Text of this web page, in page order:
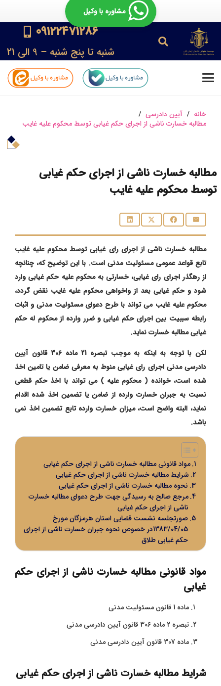
مشاوره با وکیل
09122471286
شنبه تا پنج شنبه – 9 الی 21
خانه / آیین دادرسی /
مطالبه خسارت ناشی از اجرای حکم غیابی توسط محکوم علیه غایب
مطالبه خسارت ناشی از اجرای حکم غیابی
توسط محکوم علیه غایب
مطالبه خسارت ناشی از اجرای رای غیابی توسط محکوم علیه غایب
تابع قواعد عمومی مسئولیت مدنی است. با این توضیح که، چنانچه
از رهگذر اجرای رای غیابی، خسارتی به محکوم علیه حکم غیابی وارد
شود و حکم غیابی بعد از واخواهی محکوم علیه غایب نقض گردد،
محکوم علیه غایب می تواند با طرح دعوای مسئولیت مدنی و اثبات
رابطه سببیت بین اجرای حکم غیابی و ضرر وارده از محکوم له حکم
غیابی مطالبه خسارت نماید.
لکن با توجه به اینکه به موجب تبصره 21 ماده 306 قانون آیین
دادرسی مدنی اجرای رای غیابی منوط به معرفی ضامن یا تامین اخذ
شده است، خوانده ( محکوم علیه ) می تواند با اخذ حکم قطعی
نسبت به جبران خسارت وارده از ضامن یا تضمین اخذ شده اقدام
نماید، البته واضح است، میزان خسارت وارده تابع تضمین اخذ نمی
باشد.
مواد قانونی مطالبه خسارت ناشی از اجرای حکم غیابی
شرایط مطالبه خسارت ناشی از اجرای حکم غیابی
نحوه مطالبه خسارت ناشی از اجرای حکم غیابی
مرجع صالح به رسیدگی جهت طرح دعوای مطالبه خسارت
ناشی از اجرای حکم غیابی
صورتجلسه نشست قضایی استان هرمزگان مورخ
1383/04/05در خصوص نحوه جبران خسارت ناشی از اجرای
حکم غیابی طلاق
مواد قانونی مطالبه خسارت ناشی از اجرای حکم
غیابی
ماده 1 قانون مسئولیت مدنی
تبصره 2 ماده 306 قانون آیین دادرسی مدنی
ماده 307 قانون آیین دادرسی مدنی
شرایط مطالبه خسارت ناشی از اجرای حکم غیابی